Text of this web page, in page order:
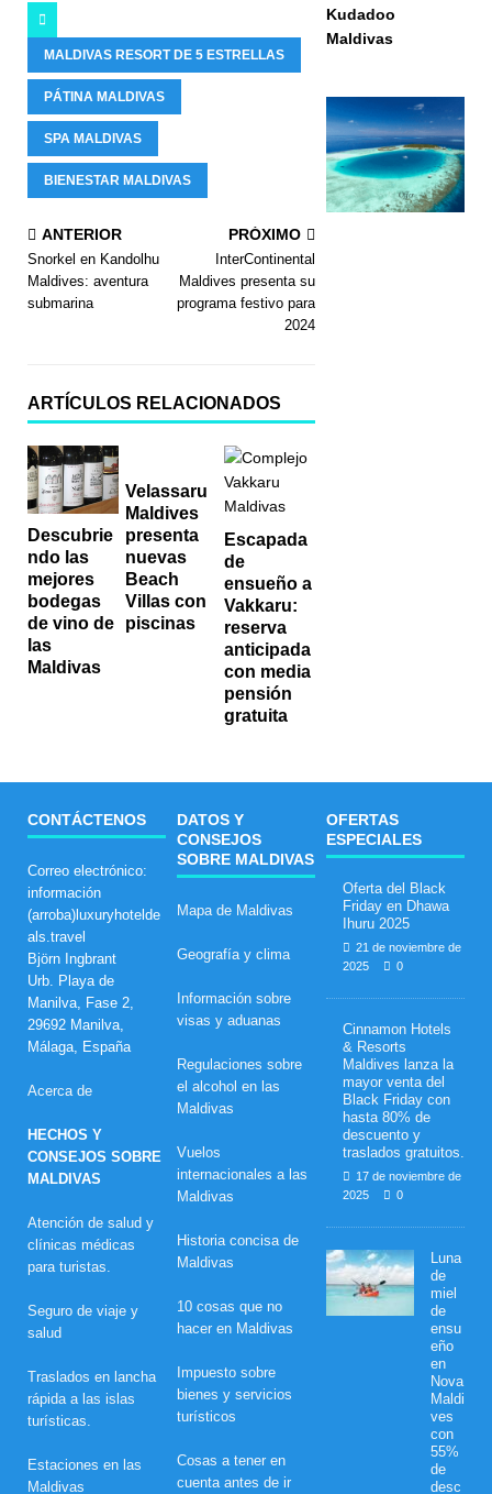
MALDIVAS RESORT DE 5 ESTRELLAS
PÁTINA MALDIVAS
SPA MALDIVAS
BIENESTAR MALDIVAS
ANTERIOR
Snorkel en Kandolhu
Maldives: aventura
submarina
PRÓXIMO
InterContinental
Maldives presenta su
programa festivo para
2024
ARTÍCULOS RELACIONADOS
Descubrie
ndo las
mejores
bodegas
de vino de
las
Maldivas
Velassaru
Maldives
presenta
nuevas
Beach
Villas con
piscinas
Escapada
de
ensueño a
Vakkaru:
reserva
anticipada
con media
pensión
gratuita
Kudadoo
Maldivas
CONTÁCTENOS
Correo electrónico:
información
(arroba)luxuryhotelde
als.travel
Björn Ingbrant
Urb. Playa de
Manilva, Fase 2,
29692 Manilva,
Málaga, España
Acerca de
HECHOS Y
CONSEJOS SOBRE
MALDIVAS
Atención de salud y
clínicas médicas
para turistas.
Seguro de viaje y
salud
Traslados en lancha
rápida a las islas
turísticas.
Estaciones en las
Maldivas
DATOS Y
CONSEJOS
SOBRE MALDIVAS
Mapa de Maldivas
Geografía y clima
Información sobre
visas y aduanas
Regulaciones sobre
el alcohol en las
Maldivas
Vuelos
internacionales a las
Maldivas
Historia concisa de
Maldivas
10 cosas que no
hacer en Maldivas
Impuesto sobre
bienes y servicios
turísticos
Cosas a tener en
cuenta antes de ir
OFERTAS
ESPECIALES
Oferta del Black
Friday en Dhawa
Ihuru 2025
21 de noviembre de
2025
0
Cinnamon Hotels
& Resorts
Maldives lanza la
mayor venta del
Black Friday con
hasta 80% de
descuento y
traslados gratuitos.
17 de noviembre de
2025
0
Luna
de
miel
de
ensu
eño
en
Nova
Maldi
ves
con
55%
de
desc